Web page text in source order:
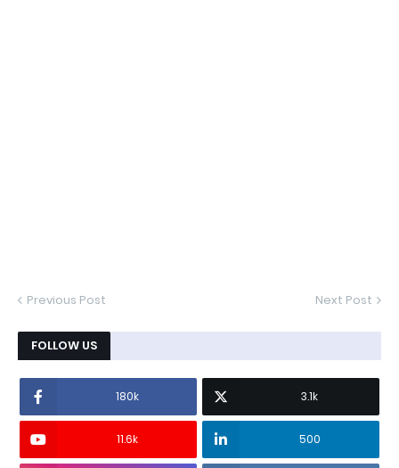
Previous Post Next Post
FOLLOW US
180k 3.1k
11.6k 500